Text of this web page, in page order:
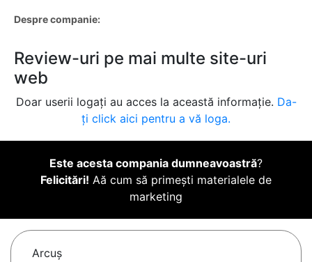
Despre companie:
Review-uri pe mai multe site-uri
web
Doar userii logați au acces la această informație. Da-
ți click aici pentru a vă loga.
Este acesta compania dumneavoastră?
Felicitări! Aă cum să primești materialele de
marketing
Arcuş